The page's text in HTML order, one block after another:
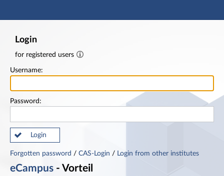
Main navigation
Login
for registered users
Username:
Password:
Login
Forgotten password / CAS-Login / Login from other institutes
eCampus - Vorteil